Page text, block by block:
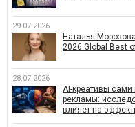
29.07.2026
Наталья
2026 Global Best
28.07.2026
AI-креативы
рекламы:
влияет на